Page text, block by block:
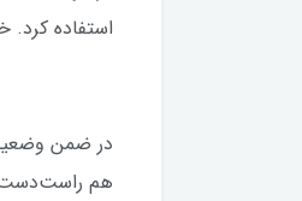
استفاده
در ضمن
هم